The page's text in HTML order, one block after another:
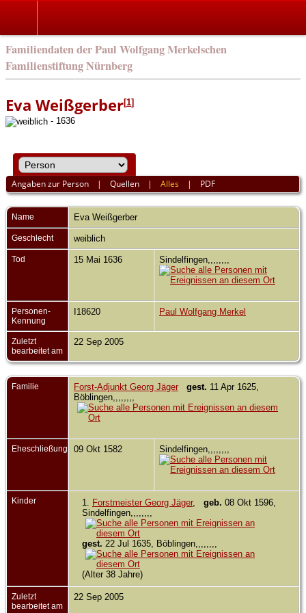
Familiendaten der Paul Wolfgang Merkelschen
Familienstiftung Nürnberg
Eva Weißgerber[1]
- 1636
Angaben zur Person |Quellen |Alles | PDF
Name Eva Weißgerber
Geschlecht weiblich
Tod 15 Mai 1636 Sindelfingen,,,,,,,,
Personen-
Kennung
I18620 Paul Wolfgang Merkel
Zuletzt
bearbeitet am
22 Sep 2005
Familie Forst-Adjunkt Georg Jäger gest. 11 Apr 1625,
Böblingen,,,,,,,,
Eheschließung 09 Okt 1582 Sindelfingen,,,,,,,,
Kinder 1. Forstmeister Georg Jäger, geb. 08 Okt 1596,
Sindelfingen,,,,,,,,
gest. 22 Jul 1635, Böblingen,,,,,,,,
(Alter 38 Jahre)
Zuletzt
bearbeitet am
22 Sep 2005